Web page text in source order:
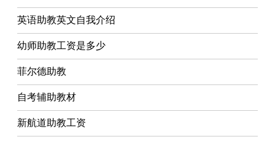
英语助教英文自我介绍
幼师助教工资是多少
菲尔德助教
自考辅助教材
新航道助教工资